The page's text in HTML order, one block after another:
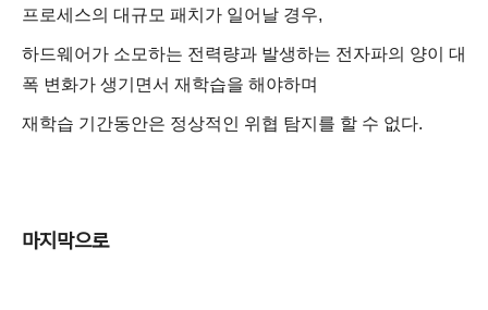
프로세스의 대규모 패치가 일어날 경우,
하드웨어가 소모하는 전력량과 발생하는 전자파의 양이 대
폭 변화가 생기면서 재학습을 해야하며
재학습 기간동안은 정상적인 위협 탐지를 할 수 없다.
마지막으로